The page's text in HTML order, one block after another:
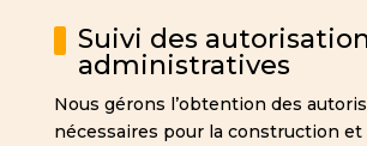
Suivi des
administratives
Nous gérons l’obtention des
nécessaires pour la construction et